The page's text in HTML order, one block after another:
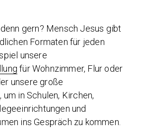
gern? Mensch Jesus gibt
Formaten für jeden
unsere
für Wohnzimmer, Flur oder
unsere große
, um in Schulen, Kirchen,
und
ins Gespräch zu kommen.